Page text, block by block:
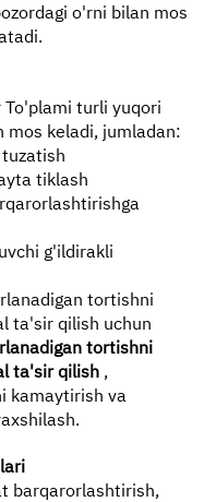
o'rni bilan mos
To'plami turli yuqori
keladi, jumladan:
tiklash
g'ildirakli
tortishni
ta'sir qilish uchun
tortishni
ta'sir qilish ,
kamaytirish va
barqarorlashtirish,